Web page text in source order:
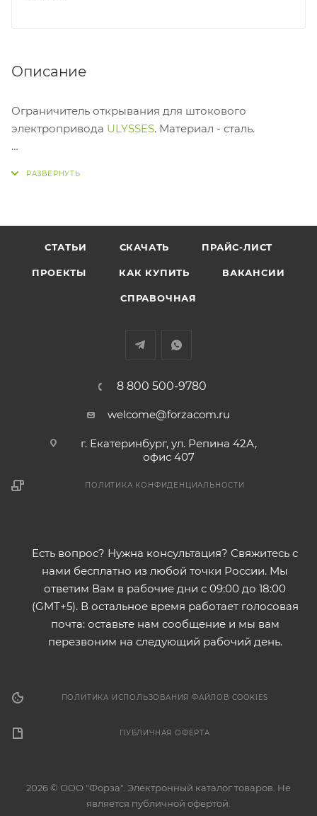
Описание
Ограничитель открывания для штокового
электропривода ULYSSES. Материал - сталь.
СТАТЬИ СКАЧАТЬ ПРАЙС-ЛИСТ
ПРОЕКТЫ КАК КУПИТЬ ВАКАНСИИ
СПРАВОЧНАЯ
8 800 500-9780
welcome@forzacom.ru
г. Екатеринбург, ул. Репина 42А,
офис 407
ПОЛИТИКА КОНФИДЕНЦИАЛЬНОСТИ
Есть вопрос? Нужна консультация? Свяжитесь с
нами бесплатно из любой точки России. Мы
ответим Вам в рабочие дни с 09:00 до 18:00
(GMT+5). В остальное время работает голосовая
почта: оставьте нам сообщение и мы вам
перезвоним на следующий рабочий день.
ПОЛИТИКА ИСПОЛЬЗОВАНИЯ ФАЙЛОВ COOKIES
ПУБЛИЧНАЯ ОФЕРТА
2026 © ООО "Форза". Электронный каталог товаров. Не
является публичной офертой.